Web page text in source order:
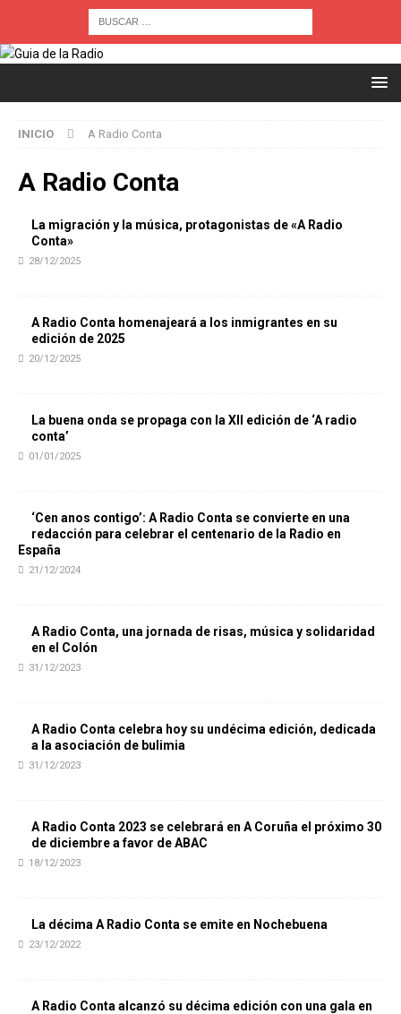
INICIO A Radio Conta
A Radio Conta
La migración y la música, protagonistas de «A Radio
Conta»
28/12/2025
A Radio Conta homenajeará a los inmigrantes en su
edición de 2025
20/12/2025
La buena onda se propaga con la XII edición de ‘A radio
conta’
01/01/2025
‘Cen anos contigo’: A Radio Conta se convierte en una
redacción para celebrar el centenario de la Radio en
España
21/12/2024
A Radio Conta, una jornada de risas, música y solidaridad
en el Colón
31/12/2023
A Radio Conta celebra hoy su undécima edición, dedicada
a la asociación de bulimia
31/12/2023
A Radio Conta 2023 se celebrará en A Coruña el próximo 30
de diciembre a favor de ABAC
18/12/2023
La décima A Radio Conta se emite en Nochebuena
23/12/2022
A Radio Conta alcanzó su décima edición con una gala en